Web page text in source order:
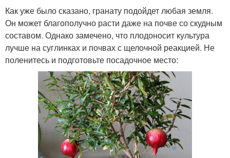
Как уже было сказано, гранату подойдет любая земля.
Он может благополучно расти даже на почве со скудным
составом. Однако замечено, что плодоносит культура
лучше на суглинках и почвах с щелочной реакцией. Не
поленитесь и подготовьте посадочное место: